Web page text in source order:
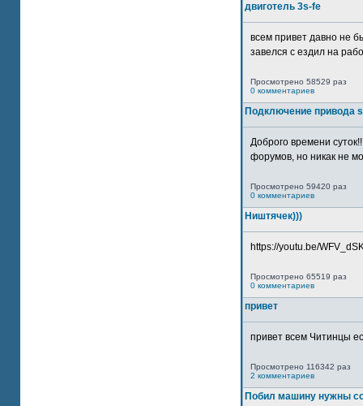
двиготель 3s-fe
всем привет давно не
завелся с ездил на
Просмотрено 58529 раз
0 комментариев
Подключение привода
Доброго времени
форумов, но никак не
Просмотрено 59420 раз
0 комментариев
Ништячек)))
https://youtu.be/
Просмотрено 65519 раз
0 комментариев
привет
привет всем Читинцы
Просмотрено 116342 раз
2 комментариев
Побил машину нужны